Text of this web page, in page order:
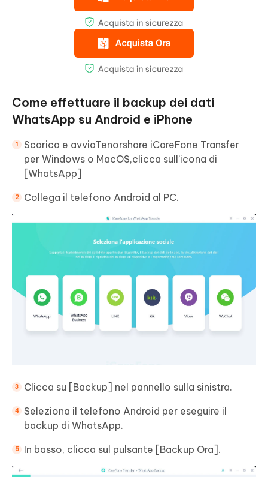
Come effettuare il backup dei dati
WhatsApp su Android e iPhone
Scarica e avviaTenorshare iCareFone Transfer
per Windows o MacOS,clicca sull’icona di
[WhatsApp]
Collega il telefono Android al PC.
Clicca su [Backup] nel pannello sulla sinistra.
Seleziona il telefono Android per eseguire il
backup di WhatsApp.
In basso, clicca sul pulsante [Backup Ora].